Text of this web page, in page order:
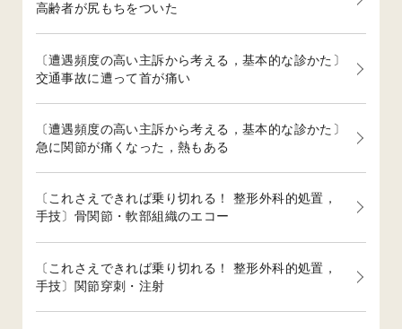
高齢者が尻もちをついた
〔遭遇頻度の高い主訴から考える，基本的な診かた〕
交通事故に遭って首が痛い
〔遭遇頻度の高い主訴から考える，基本的な診かた〕
急に関節が痛くなった，熱もある
〔これさえできれば乗り切れる！ 整形外科的処置，
手技〕骨関節・軟部組織のエコー
〔これさえできれば乗り切れる！ 整形外科的処置，
手技〕関節穿刺・注射